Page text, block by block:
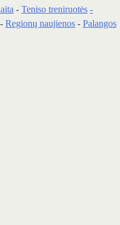
- Teniso treniruotės -
- Regionų naujienos - Palangos